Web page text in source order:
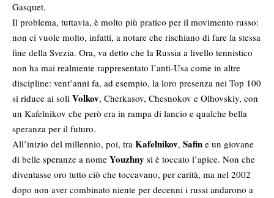
Gasquet.
Il problema, tuttavia, è molto più pratico per il movimento russo:
non ci vuole molto, infatti, a notare che rischiano di fare la stessa
fine della Svezia. Ora, va detto che la Russia a livello tennistico
non ha mai realmente rappresentato l’anti-Usa come in altre
discipline: vent’anni fa, ad esempio, la loro presenza nei Top 100
si riduce ai soli Volkov, Cherkasov, Chesnokov e Olhovskiy, con
un Kafelnikov che però era in rampa di lancio e qualche bella
speranza per il futuro.
All’inizio del millennio, poi, tra Kafelnikov, Safin e un giovane
di belle speranze a nome Youzhny si è toccato l’apice. Non che
diventasse oro tutto ciò che toccavano, per carità, ma nel 2002
dopo non aver combinato niente per decenni i russi andarono a